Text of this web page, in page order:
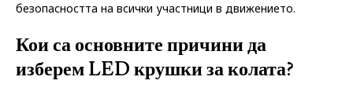
безопасността на всички участници в движението.
Кои са основните причини да
изберем LED крушки за колата?